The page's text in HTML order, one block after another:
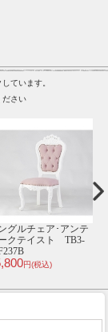
ています。
ださい
グルチェア･アンテ
クテイスト TB3-
円(税込)